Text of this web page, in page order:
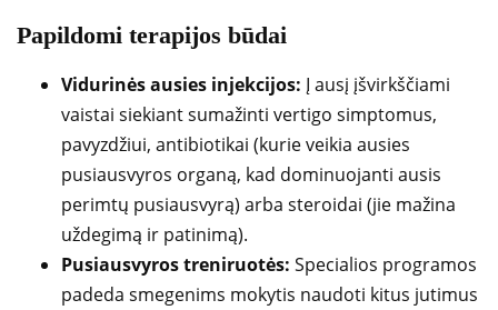
Papildomi terapijos būdai
Vidurinės ausies injekcijos: Į ausį įšvirkščiami
vaistai siekiant sumažinti vertigo simptomus,
pavyzdžiui, antibiotikai (kurie veikia ausies
pusiausvyros organą, kad dominuojanti ausis
perimtų pusiausvyrą) arba steroidai (jie mažina
uždegimą ir patinimą).
Pusiausvyros treniruotės: Specialios programos
padeda smegenims mokytis naudoti kitus jutimus